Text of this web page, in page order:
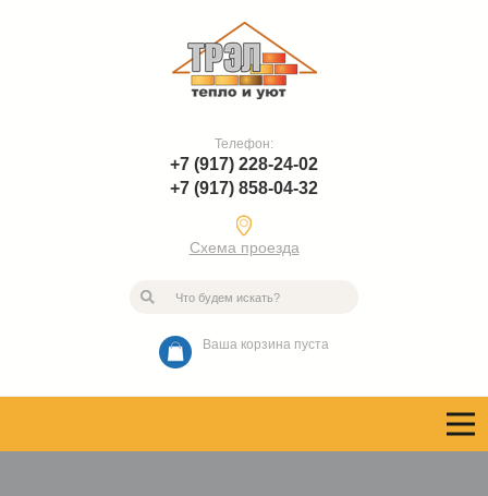
Телефон:
+7 (917) 228-24-02
+7 (917) 858-04-32
Схема проезда
Ваша корзина пуста